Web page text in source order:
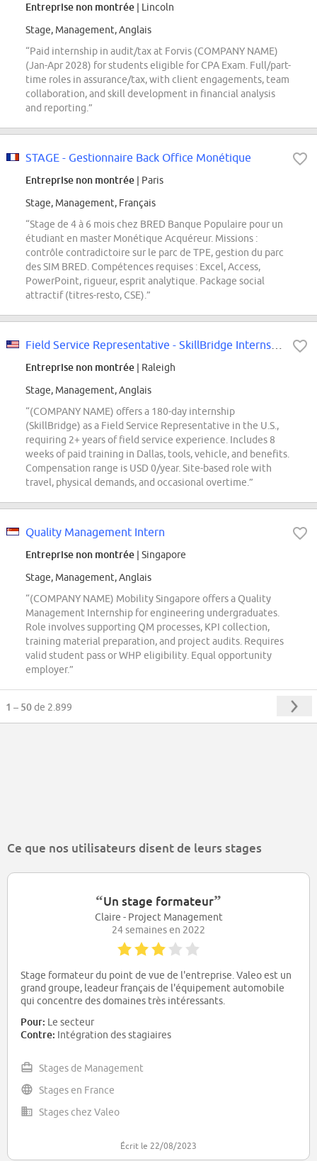
Entreprise non montrée | Lincoln
Stage, Management, Anglais
“Paid internship in audit/tax at Forvis (COMPANY NAME)
(Jan-Apr 2028) for students eligible for CPA Exam. Full/part-
time roles in assurance/tax, with client engagements, team
collaboration, and skill development in financial analysis
and reporting.”
STAGE - Gestionnaire Back Office Monétique
Entreprise non montrée | Paris
Stage, Management, Français
“Stage de 4 à 6 mois chez BRED Banque Populaire pour un
étudiant en master Monétique Acquéreur. Missions :
contrôle contradictoire sur le parc de TPE, gestion du parc
des SIM BRED. Compétences requises : Excel, Access,
PowerPoint, rigueur, esprit analytique. Package social
attractif (titres-resto, CSE).”
Entreprise non montrée | Raleigh
Stage, Management, Anglais
“(COMPANY NAME) offers a 180-day internship
(SkillBridge) as a Field Service Representative in the U.S.,
requiring 2+ years of field service experience. Includes 8
weeks of paid training in Dallas, tools, vehicle, and benefits.
Compensation range is USD 0/year. Site-based role with
travel, physical demands, and occasional overtime.”
Quality Management Intern
Entreprise non montrée | Singapore
Stage, Management, Anglais
“(COMPANY NAME) Mobility Singapore offers a Quality
Management Internship for engineering undergraduates.
Role involves supporting QM processes, KPI collection,
training material preparation, and project audits. Requires
valid student pass or WHP eligibility. Equal opportunity
employer.”
1 – 50de 2.899
Ce que nos utilisateurs disent de leurs stages
“Un stage formateur”
Claire - Project Management
24 semaines en 2022
Stage formateur du point de vue de l'entreprise. Valeo est un
grand groupe, leadeur français de l'équipement automobile
qui concentre des domaines très intéressants.
Pour: Le secteur
Contre: Intégration des stagiaires
Stages de Management
Stages en France
Stages chez Valeo
Écrit le 22/08/2023